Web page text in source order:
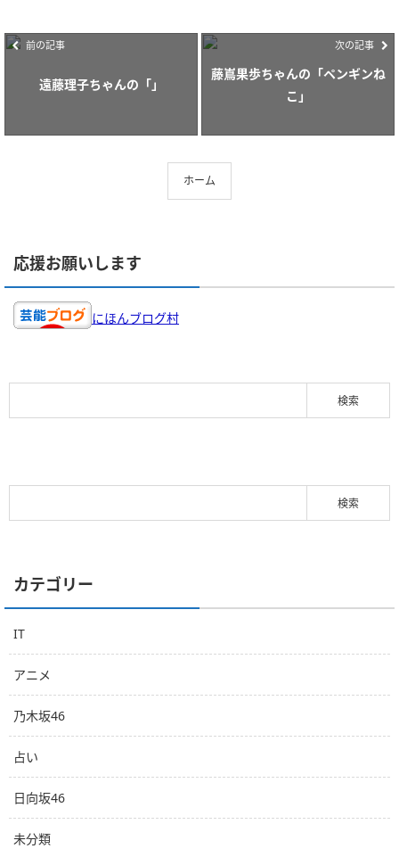
前の記事
遠藤理子ちゃんの「」
次の記事
藤嶌果歩ちゃんの「ペンギンね
こ」
ホーム
応援お願いします
にほんブログ村
カテゴリー
IT
アニメ
乃木坂46
占い
日向坂46
未分類